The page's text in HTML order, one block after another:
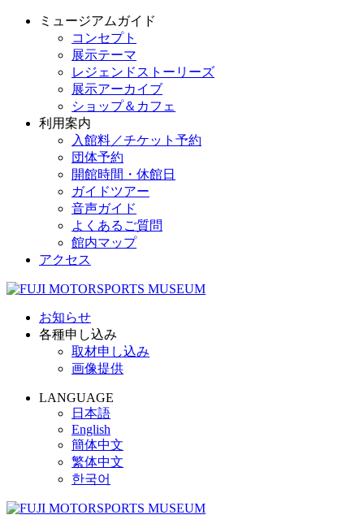
ミュージアムガイド
コンセプト
展示テーマ
レジェンドストーリーズ
展示アーカイブ
ショップ＆カフェ
利用案内
入館料／チケット予約
団体予約
開館時間・休館日
ガイドツアー
音声ガイド
よくあるご質問
館内マップ
アクセス
お知らせ
各種申し込み
取材申し込み
画像提供
LANGUAGE
日本語
English
簡体中文
繁体中文
한국어